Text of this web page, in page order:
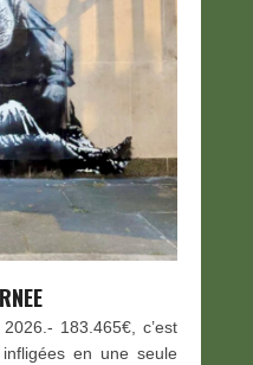
183.465€, c’est
en une seule